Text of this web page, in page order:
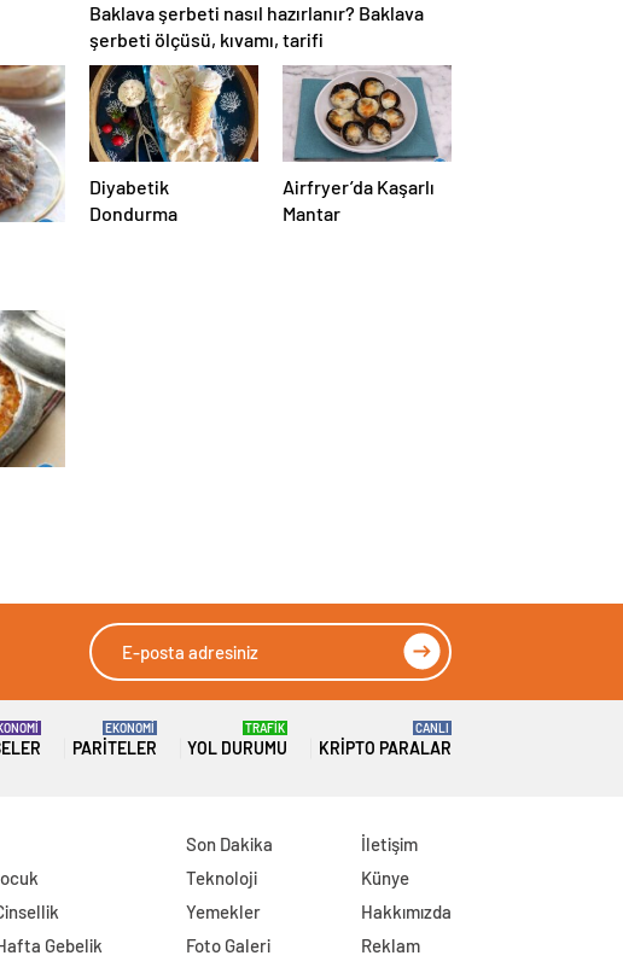
Baklava şerbeti nasıl hazırlanır? Baklava
şerbeti ölçüsü, kıvamı, tarifi
Diyabetik
Dondurma
Airfryer’da Kaşarlı
Mantar
PARITELER
EKONOMİ
YOL DURUMU
TRAFİK
KRIPTO PARALAR
CANLI
Gebelik
Son Dakika
Teknoloji
Yemekler
Foto Galeri
İletişim
Künye
Hakkımızda
Reklam